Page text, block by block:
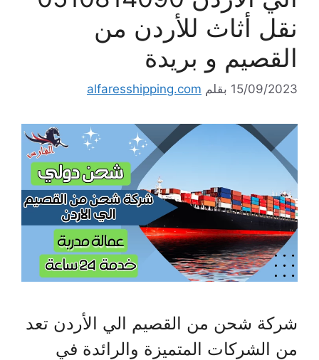
نقل أثاث للأردن من
القصيم و بريدة
15/09/2023 بقلم alfaresshipping.com
شركة شحن من القصيم الي الأردن تعد
من الشركات المتميزة والرائدة في